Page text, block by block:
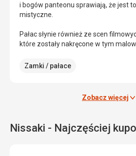
i bogów panteonu sprawiają, że jest
mistyczne.
Pałac słynie również ze scen
które zostały nakręcone w tym
Zamki / pałace
Zobacz więcej
Nissaki - Najczęściej